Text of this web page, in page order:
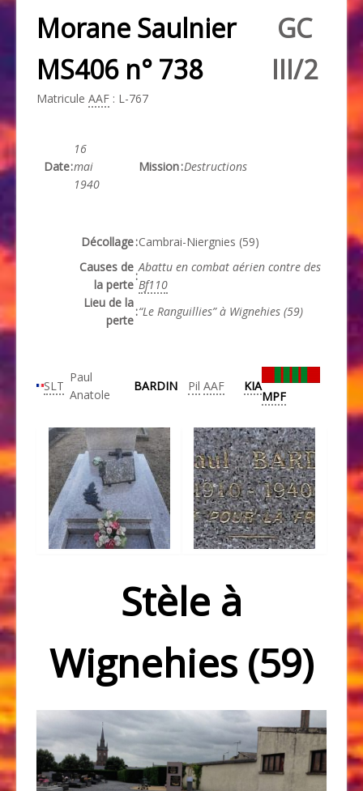
Morane Saulnier
MS406 n° 738
GC
III/2
Matricule AAF : L-767
Date:
16
mai
1940
Mission:Destructions
Décollage:Cambrai-Niergnies (59)
Causes de
la perte
:
Abattu en combat aérien contre des
Bf110
Lieu de la
perte
:“Le Ranguillies” à Wignehies (59)
SLT
Paul
Anatole
BARDIN Pil AAF KIA
MPF
Stèle à
Wignehies (59)